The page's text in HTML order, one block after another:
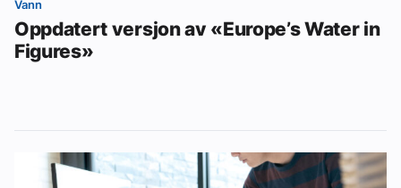
Vann
Oppdatert versjon av «Europe’s Water in
Figures»